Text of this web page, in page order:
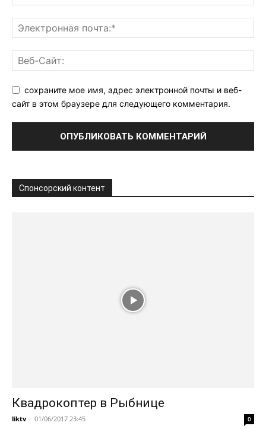
сохраните мое имя, адрес электронной почты и веб-
сайт в этом браузере для следующего комментария.
Спонсорский контент
Квадрокоптер в Рыбнице
liktv - 01/06/2017 23:45 0